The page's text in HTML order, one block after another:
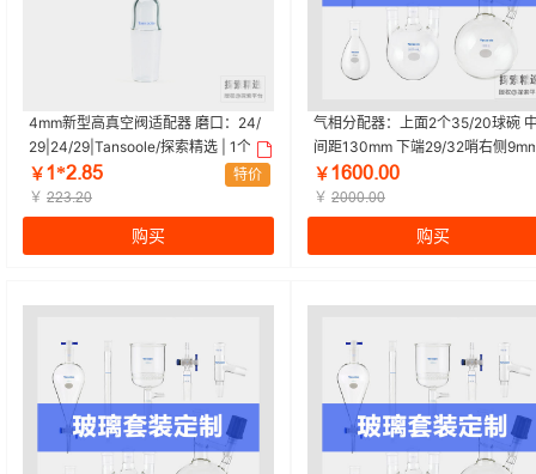
4mm新型高真空阀适配器 磨口：24/
29|24/29|Tansoole/探索精选 | 1个
￥ ǝ*ſŤȬœ
特价
￥ ſſŁŤſř
购买
气相分配器：上面2个35/20球碗
间距130mm 下端29/32哨右侧
三节小咀|35/20|Tansoole/探索精
1个
￥ ǝƧřřŤřř
￥ ſřřřŤřř
购买